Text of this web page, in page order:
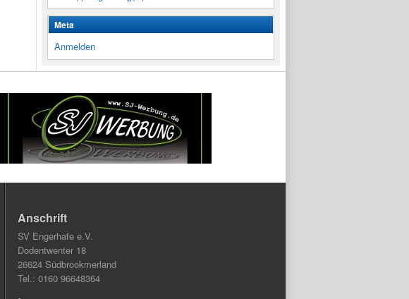
Meta
Anmelden
Anschrift
SV Engerhafe e.V.
Dodentwenter 18
26624 Südbrookmerland
Tel.: 0160 96648364